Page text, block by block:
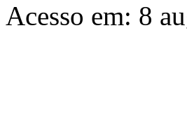
Acesso em: 8